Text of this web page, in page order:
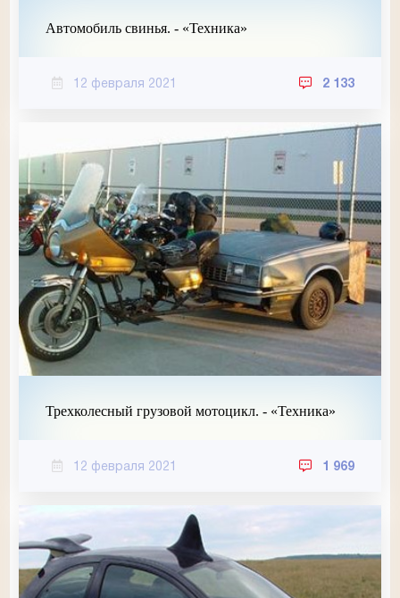
Автомобиль свинья. - «Техника»
12 февраля 2021 2 133
Трехколесный грузовой мотоцикл. - «Техника»
12 февраля 2021 1 969